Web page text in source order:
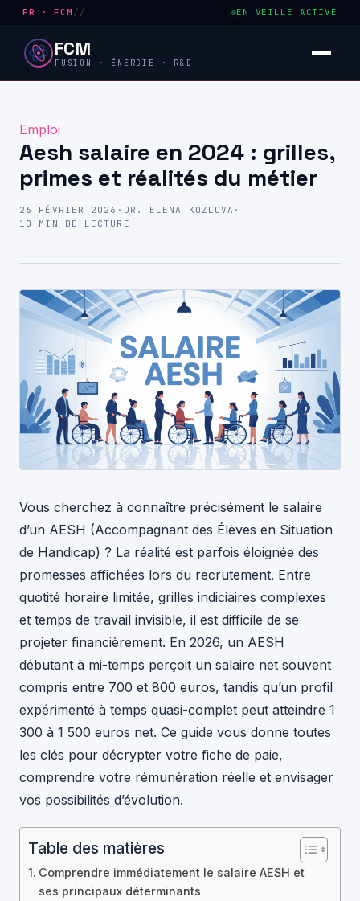
FR · FCM // EN VEILLE ACTIVE
FCM
FUSION · ÉNERGIE · R&D
Emploi
Aesh salaire en 2024 : grilles,
primes et réalités du métier
26 FÉVRIER 2026 · DR. ELENA KOZLOVA ·
10 MIN DE LECTURE
Vous cherchez à connaître précisément le salaire
d’un AESH (Accompagnant des Élèves en Situation
de Handicap) ? La réalité est parfois éloignée des
promesses affichées lors du recrutement. Entre
quotité horaire limitée, grilles indiciaires complexes
et temps de travail invisible, il est difficile de se
projeter financièrement. En 2026, un AESH
débutant à mi-temps perçoit un salaire net souvent
compris entre 700 et 800 euros, tandis qu’un profil
expérimenté à temps quasi-complet peut atteindre 1
300 à 1 500 euros net. Ce guide vous donne toutes
les clés pour décrypter votre fiche de paie,
comprendre votre rémunération réelle et envisager
vos possibilités d’évolution.
Table des matières
Comprendre immédiatement le salaire AESH et
ses principaux déterminants